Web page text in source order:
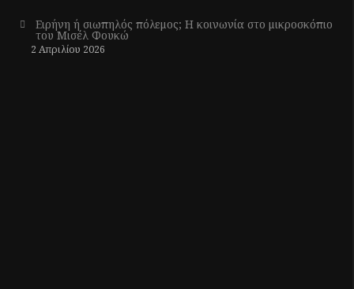
Ειρήνη ή σιωπηλός πόλεμος; Η κοινωνία στο μικροσκόπιο
του Μισέλ Φουκώ
2 Απριλίου 2026